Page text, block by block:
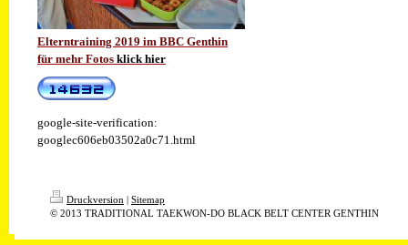
Elterntraining 2019 im BBC Genthin
für mehr Fotos klick hier
google-site-verification:
googlec606eb03502a0c71.html
Druckversion | Sitemap
© 2013 TRADITIONAL TAEKWON-DO BLACK BELT CENTER GENTHIN